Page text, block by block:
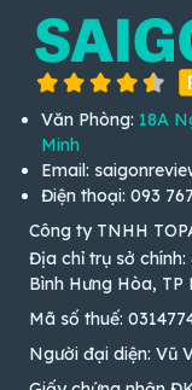
Văn Phòng: 18A
Minh
Email:
Điện thoại: 093
Công ty TNHH
Địa chỉ trụ sở
Bình Hưng Hòa, TP
Mã số thuế:
Người đại diện: Vũ